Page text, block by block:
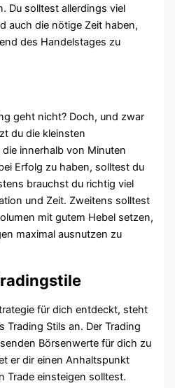
Du solltest allerdings viel
auch die nötige Zeit haben,
des Handelstages zu
geht nicht? Doch, und zwar
du die kleinsten
innerhalb von Minuten
Erfolg zu haben, solltest du
brauchst du richtig viel
und Zeit. Zweitens solltest
mit gutem Hebel setzen,
maximal ausnutzen zu
für dich entdeckt, steht
Trading Stils an. Der Trading
Börsenwerte für dich zu
er dir einen Anhaltspunkt
Trade einsteigen solltest.